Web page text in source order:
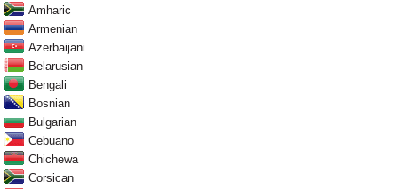
Amharic
Armenian
Azerbaijani
Belarusian
Bengali
Bosnian
Bulgarian
Cebuano
Chichewa
Corsican